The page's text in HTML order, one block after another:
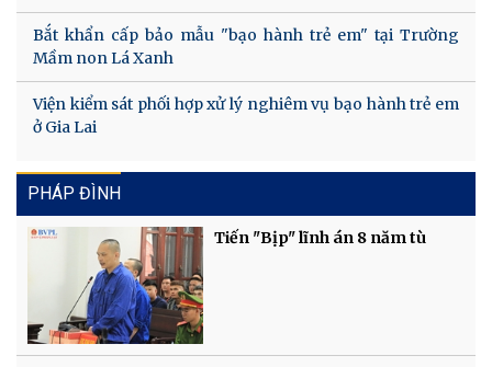
Bắt khẩn cấp bảo mẫu "bạo hành trẻ em" tại Trường
Mầm non Lá Xanh
Viện kiểm sát phối hợp xử lý nghiêm vụ bạo hành trẻ em
ở Gia Lai
PHÁP ĐÌNH
Tiến "Bịp" lĩnh án 8 năm tù